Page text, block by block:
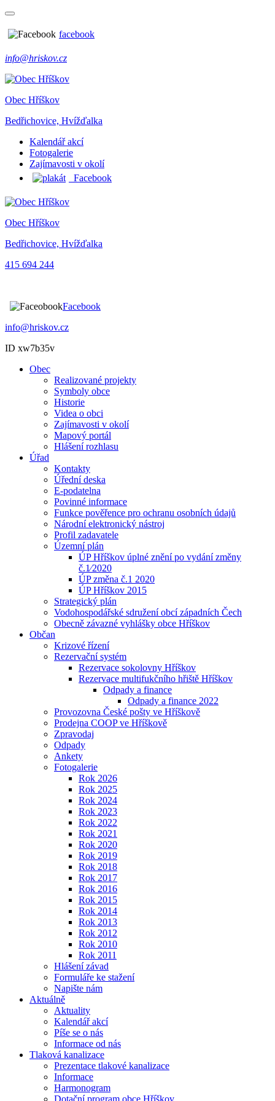
facebook
info@hriskov.cz
Obec Hříškov
Bedřichovice, Hvížďalka
Kalendář akcí
Fotogalerie
Zajímavosti v okolí
Facebook
Obec Hříškov
Bedřichovice, Hvížďalka
415 694 244
Facebook
info@hriskov.cz
ID xw7b35v
Obec
Realizované projekty
Symboly obce
Historie
Videa o obci
Zajímavosti v okolí
Mapový portál
Hlášení rozhlasu
Úřad
Kontakty
Úřední deska
E-podatelna
Povinné informace
Funkce pověřence pro ochranu osobních údajů
Národní elektronický nástroj
Profil zadavatele
Územní plán
ÚP Hříškov úplné znění po vydání změny
č.1⁄2020
ÚP změna č.1 2020
ÚP Hříškov 2015
Strategický plán
Vodohospodářské sdružení obcí západních Čech
Obecně závazné vyhlášky obce Hříškov
Občan
Krizové řízení
Rezervační systém
Rezervace sokolovny Hříškov
Rezervace multifukčního hřiště Hříškov
Odpady a finance
Odpady a finance 2022
Provozovna České pošty ve Hříškově
Prodejna COOP ve Hříškově
Zpravodaj
Odpady
Ankety
Fotogalerie
Rok 2026
Rok 2025
Rok 2024
Rok 2023
Rok 2022
Rok 2021
Rok 2020
Rok 2019
Rok 2018
Rok 2017
Rok 2016
Rok 2015
Rok 2014
Rok 2013
Rok 2012
Rok 2010
Rok 2011
Hlášení závad
Formuláře ke stažení
Napište nám
Aktuálně
Aktuality
Kalendář akcí
Píše se o nás
Informace od nás
Tlaková kanalizace
Prezentace tlakové kanalizace
Informace
Harmonogram
Dotační program obce Hříškov